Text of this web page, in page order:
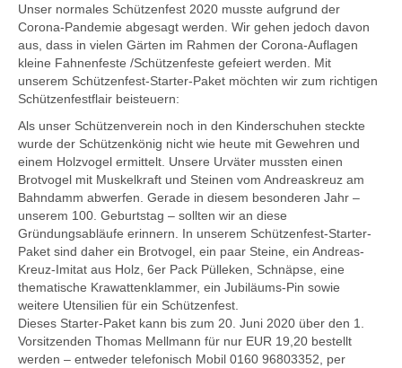
Unser normales Schützenfest 2020 musste aufgrund der
Corona-Pandemie abgesagt werden. Wir gehen jedoch davon
aus, dass in vielen Gärten im Rahmen der Corona-Auflagen
kleine Fahnenfeste /Schützenfeste gefeiert werden. Mit
unserem Schützenfest-Starter-Paket möchten wir zum richtigen
Schützenfestflair beisteuern:
Als unser Schützenverein noch in den Kinderschuhen steckte
wurde der Schützenkönig nicht wie heute mit Gewehren und
einem Holzvogel ermittelt. Unsere Urväter mussten einen
Brotvogel mit Muskelkraft und Steinen vom Andreaskreuz am
Bahndamm abwerfen. Gerade in diesem besonderen Jahr –
unserem 100. Geburtstag – sollten wir an diese
Gründungsabläufe erinnern. In unserem Schützenfest-Starter-
Paket sind daher ein Brotvogel, ein paar Steine, ein Andreas-
Kreuz-Imitat aus Holz, 6er Pack Pülleken, Schnäpse, eine
thematische Krawattenklammer, ein Jubiläums-Pin sowie
weitere Utensilien für ein Schützenfest.
Dieses Starter-Paket kann bis zum 20. Juni 2020 über den 1.
Vorsitzenden Thomas Mellmann für nur EUR 19,20 bestellt
werden – entweder telefonisch Mobil 0160 96803352, per